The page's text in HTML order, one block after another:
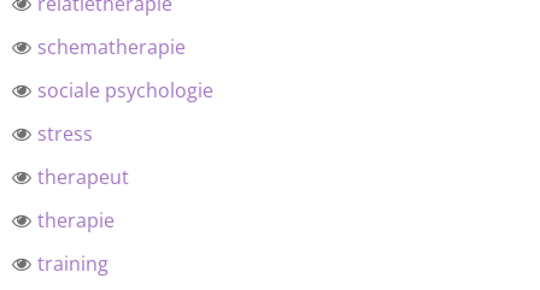
schematherapie
sociale psychologie
stress
therapeut
therapie
training